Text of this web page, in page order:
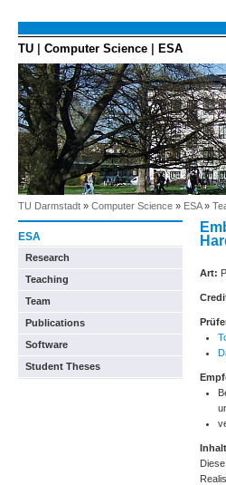
TU Computer Science ESA
TU Darmstadt » Computer Science » ESA»
ESA
Research
Teaching
Team
Publications
Software
Student Theses
Art:
Inhalt